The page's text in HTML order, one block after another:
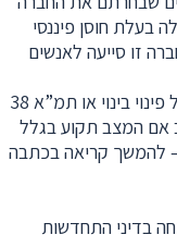
בעלת חוסן פיננסי
זו סייעה לאנשים
במידה ואתם חותמים על הסכמה לפרויקט של פינוי בינוי או תמ”א 38
אם המצב תקוע בגלל
– להמשך קריאה בכתבה
בדיני התחדשות